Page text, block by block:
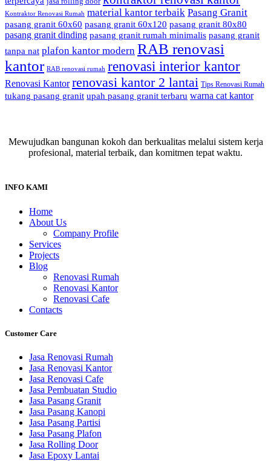
Kontraktor Renovasi Rumah material kantor terbaik Pasang Granit
pasang granit 60x60 pasang granit 60x120 pasang granit 80x80
pasang granit dinding pasang granit rumah minimalis pasang granit
tanpa nat plafon kantor modern RAB renovasi
kantor RAB renovasi rumah renovasi interior kantor
Renovasi Kantor renovasi kantor 2 lantai Tips Renovasi Rumah
tukang pasang granit upah pasang granit terbaru warna cat kantor
Mewujudkan bangunan kokoh dan berkualitas melalui sistem kerja
profesional, material terbaik, dan komitmen tepat waktu.
INFO KAMI
Home
About Us
Company Profile
Services
Projects
Blog
Renovasi Rumah
Renovasi Kantor
Renovasi Cafe
Contacts
Customer Care
Jasa Renovasi Rumah
Jasa Renovasi Kantor
Jasa Renovasi Cafe
Jasa Pembuatan Studio
Jasa Pasang Granit
Jasa Pasang Kanopi
Jasa Pasang Partisi
Jasa Pasang Plafon
Jasa Rolling Door
Jasa Epoxy Lantai